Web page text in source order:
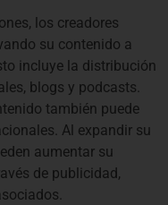
los creadores
su contenido a
incluye la distribución
blogs y podcasts.
también puede
Al expandir su
aumentar su
de publicidad,